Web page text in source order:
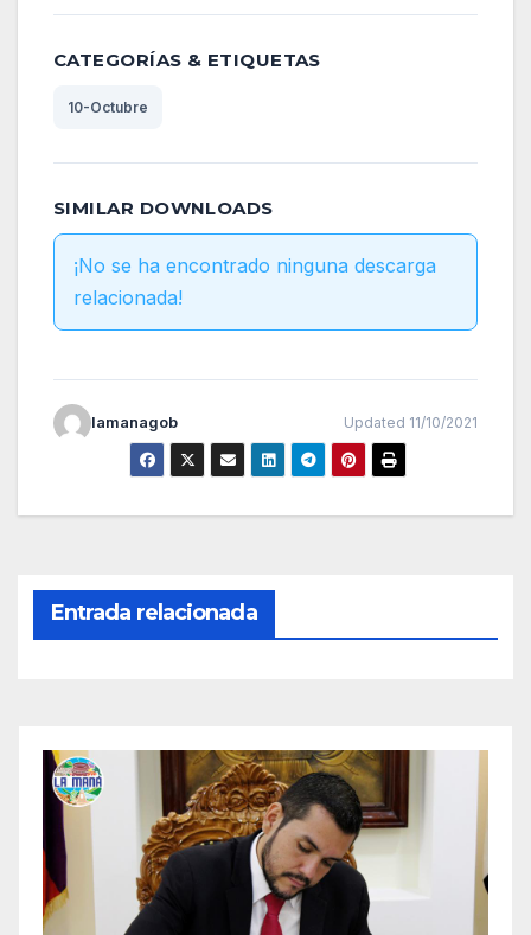
CATEGORÍAS & ETIQUETAS
10-Octubre
SIMILAR DOWNLOADS
¡No se ha encontrado ninguna descarga
relacionada!
lamanagob Updated 11/10/2021
Entrada relacionada